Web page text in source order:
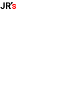
JR’s